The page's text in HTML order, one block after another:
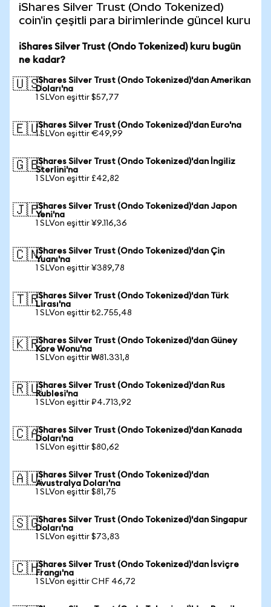
iShares Silver Trust (Ondo Tokenized)
coin'in çeşitli para birimlerinde güncel kuru
iShares Silver Trust (Ondo Tokenized) kuru bugün
ne kadar?
🇺🇸iShares Silver Trust (Ondo Tokenized)'dan Amerikan
Doları'na
1 SLVon eşittir $57,77
🇪🇺iShares Silver Trust (Ondo Tokenized)'dan Euro'na
1 SLVon eşittir €49,99
🇬🇧iShares Silver Trust (Ondo Tokenized)'dan İngiliz
Sterlini'na
1 SLVon eşittir £42,82
🇯🇵iShares Silver Trust (Ondo Tokenized)'dan Japon
Yeni'na
1 SLVon eşittir ¥9.116,36
🇨🇳iShares Silver Trust (Ondo Tokenized)'dan Çin
Yuanı'na
1 SLVon eşittir ¥389,78
🇹🇷iShares Silver Trust (Ondo Tokenized)'dan Türk
Lirası'na
1 SLVon eşittir ₺2.755,48
🇰🇷iShares Silver Trust (Ondo Tokenized)'dan Güney
Kore Wonu'na
1 SLVon eşittir ₩81.331,8
🇷🇺iShares Silver Trust (Ondo Tokenized)'dan Rus
Rublesi'na
1 SLVon eşittir ₽4.713,92
🇨🇦iShares Silver Trust (Ondo Tokenized)'dan Kanada
Doları'na
1 SLVon eşittir $80,62
🇦🇺iShares Silver Trust (Ondo Tokenized)'dan
Avustralya Doları'na
1 SLVon eşittir $81,75
🇸🇬iShares Silver Trust (Ondo Tokenized)'dan Singapur
Doları'na
1 SLVon eşittir $73,83
🇨🇭iShares Silver Trust (Ondo Tokenized)'dan İsviçre
Frangı'na
1 SLVon eşittir CHF 46,72